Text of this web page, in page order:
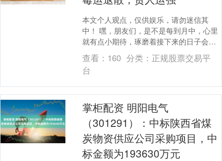
本文个人观点，仅供娱乐，请勿迷信其
中！ 嘿，朋友们，是不是每到月中，心里
就有点小期待，琢磨着接下来的日子会不
会更顺心？咱们都这样，生活嘛，总盼着
好运来敲门，尤其....
查看： 160 分类： 正规股票交易平
台
掌柜配资 明阳电气
（301291）：中标陕西省煤
炭物资供应公司采购项目，中
标金额为193630万元